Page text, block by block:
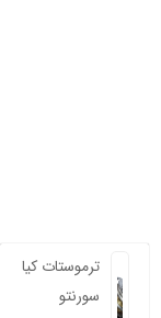
ترموستات کیا
سورنتو